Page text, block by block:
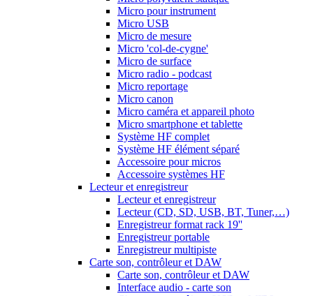
Micro pour instrument
Micro USB
Micro de mesure
Micro 'col-de-cygne'
Micro de surface
Micro radio - podcast
Micro reportage
Micro canon
Micro caméra et appareil photo
Micro smartphone et tablette
Système HF complet
Système HF élément séparé
Accessoire pour micros
Accessoire systèmes HF
Lecteur et enregistreur
Lecteur et enregistreur
Lecteur (CD, SD, USB, BT, Tuner,…)
Enregistreur format rack 19''
Enregistreur portable
Enregistreur multipiste
Carte son, contrôleur et DAW
Carte son, contrôleur et DAW
Interface audio - carte son